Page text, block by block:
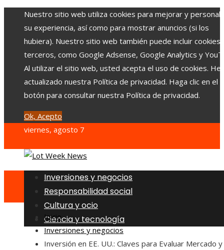
Nuestro sitio web utiliza cookies para mejorar y
su experiencia, así como para mostrar anuncios (si los
hubiera). Nuestro sitio web también puede incluir cookies
terceros, como Google Adsense, Google Analytics y
Al utilizar el sitio web, usted acepta el uso de cookies.
actualizado nuestra Política de privacidad. Haga clic en el
botón para consultar nuestra Política de privacidad.
Ok, Acepto
viernes, agosto 7
Inversiones y negocios
Responsabilidad social
Cultura y ocio
Ciencia y tecnología
Inicio
Inversiones y negocios
Inversión en EE. UU.: Claves para Evaluar Mercado y